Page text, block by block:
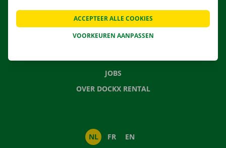
CONTACTEER ONS
VEELGESTELDE VRAGEN
JOBS
OVER DOCKX RENTAL
NL FR EN
VOORKEUREN AANPASSEN
ACCEPTEER ALLE COOKIES